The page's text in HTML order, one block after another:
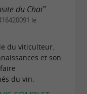
du Chai"
le
du viticulteur.
et son
du vin.